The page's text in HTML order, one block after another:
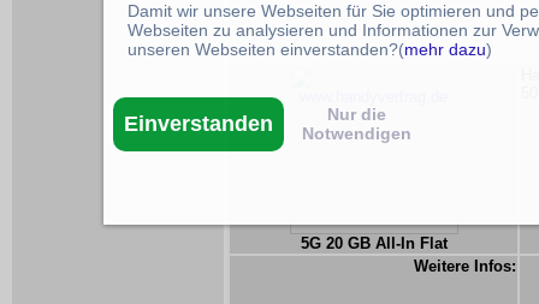
5G 20 GB All-In Flat
Weitere Infos:
Damit wir unsere Webseiten für Sie optimieren und
Webseiten zu analysieren und Informationen zur
unseren Webseiten einverstanden?(mehr dazu)
Einverstanden
Nur die
Notwendigen